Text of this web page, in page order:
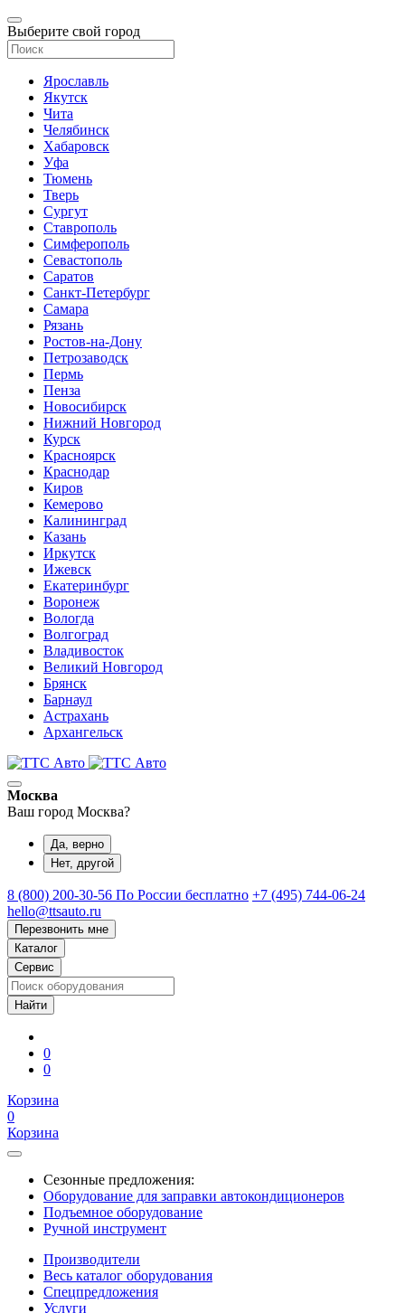
Выберите свой город
Ярославль
Якутск
Чита
Челябинск
Хабаровск
Уфа
Тюмень
Тверь
Сургут
Ставрополь
Симферополь
Севастополь
Саратов
Санкт-Петербург
Самара
Рязань
Ростов-на-Дону
Петрозаводск
Пермь
Пенза
Новосибирск
Нижний Новгород
Курск
Красноярск
Краснодар
Киров
Кемерово
Калининград
Казань
Иркутск
Ижевск
Екатеринбург
Воронеж
Вологда
Волгоград
Владивосток
Великий Новгород
Брянск
Барнаул
Астрахань
Архангельск
Москва
Ваш город Москва?
Да, верно
Нет, другой
8 (800) 200-30-56 По России бесплатно +7 (495) 744-06-24
hello@ttsauto.ru
Перезвонить мне
Каталог
Сервис
0
0
Корзина
0
Корзина
Сезонные предложения:
Оборудование для заправки автокондиционеров
Подъемное оборудование
Ручной инструмент
Производители
Весь каталог оборудования
Спецпредложения
Услуги